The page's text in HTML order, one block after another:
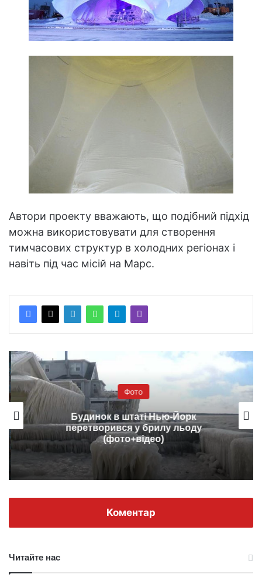
Автори проекту вважають, що подібний підхід
можна використовувати для створення
тимчасових структур в холодних регіонах і
навіть під час місій на Марс.
Фото
Будинок в штаті Нью-Йорк
перетворився у брилу льоду
(фото+відео)
Коментар
Читайте нас